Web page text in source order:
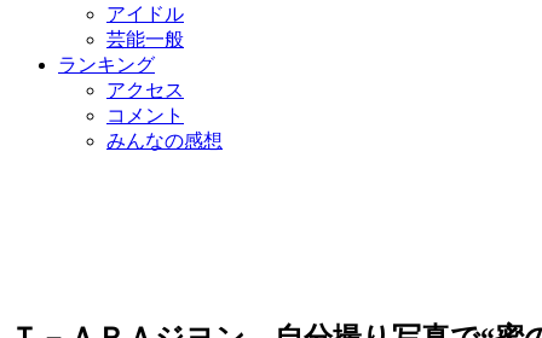
アイドル
芸能一般
ランキング
アクセス
コメント
みんなの感想